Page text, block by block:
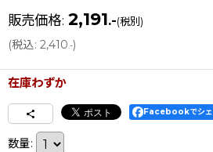
販売価格: 2,191.-(税別)
(税込: 2,410.-)
在庫わずか
Facebookでシ
数量: